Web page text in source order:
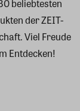
beliebtesten
der ZEIT-
Viel Freude
Entdecken!